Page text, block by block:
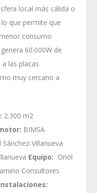
local más cálida o
que permite que
consumo
60.000W de
las placas
muy cercano a
2.300 m2
BIMSA
Sánchez-Villanueva
Equipo: Oriol
Consultores